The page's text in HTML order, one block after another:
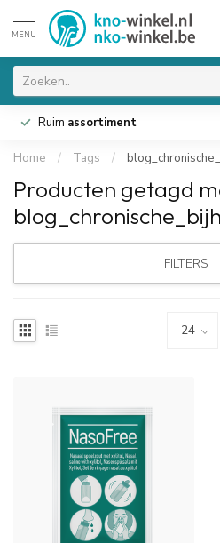
MENU
Ruim assortiment
Home / Tags /
Producten getagd
FILTERS